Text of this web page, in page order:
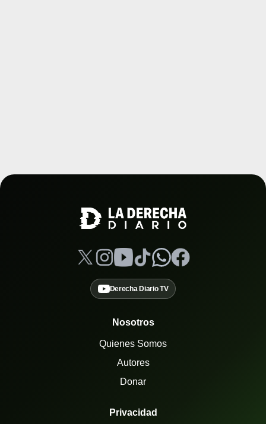
Derecha Diario TV
Nosotros
Quienes Somos
Autores
Donar
Privacidad